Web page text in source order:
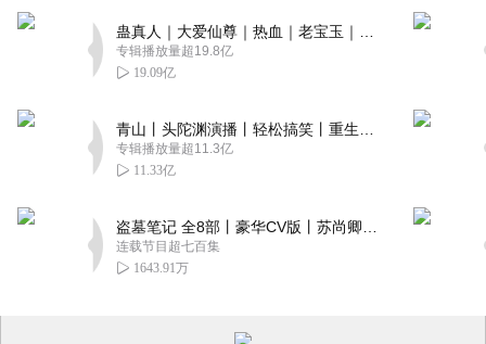
专辑播放量超19.8亿
19.09亿
专辑播放量超11.3亿
11.33亿
连载节目超七百集
1643.91万